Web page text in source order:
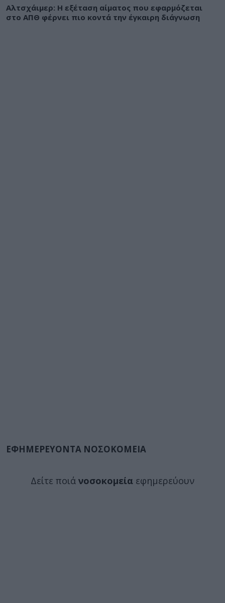
Αλτσχάιμερ: Η εξέταση αίματος που εφαρμόζεται
στο ΑΠΘ φέρνει πιο κοντά την έγκαιρη διάγνωση
ΕΦΗΜΕΡΕΥΟΝΤΑ ΝΟΣΟΚΟΜΕΙΑ
Δείτε ποιά νοσοκομεία εφημερεύουν